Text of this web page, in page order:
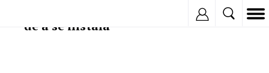
3 pasi care elimina stressul inainte
de a se instala